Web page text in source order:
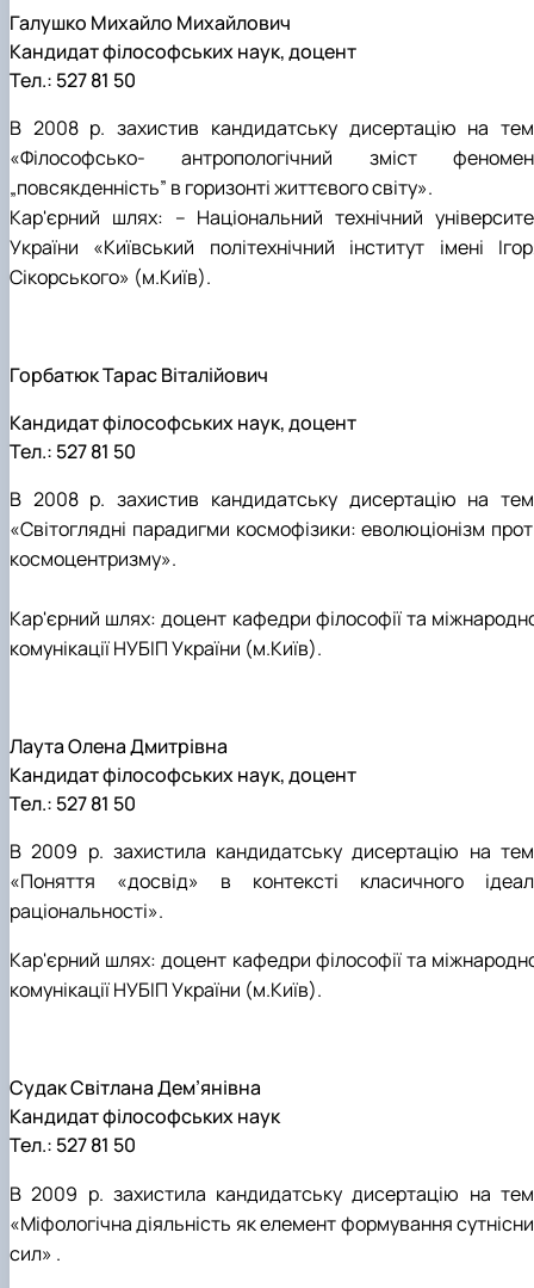
Галушко Михайло Михайлович
Кандидат філософських наук, доцент
Тел.: 527 81 50
В 2008 р. захистив кандидатську дисертацію на
«Філософсько- антропологічний зміст
„повсякденність” в горизонті життєвого світу».
Кар'єрний шлях: – Національний технічний
України «Київський політехнічний інститут імені
Сікорського» (м.Київ).
Горбатюк Тарас Віталійович
Кандидат філософських наук, доцент
Тел.: 527 81 50
В 2008 р. захистив кандидатську дисертацію на
«Світоглядні парадигми космофізики: еволюціонізм
космоцентризму».
Кар'єрний шлях: доцент кафедри філософії та
комунікації НУБІП України (м.Київ).
Лаута Олена Дмитрівна
Кандидат філософських наук, доцент
Тел.: 527 81 50
В 2009 р. захистила кандидатську дисертацію на
«Поняття «досвід» в контексті класичного
раціональності».
Кар'єрний шлях: доцент кафедри філософії та
комунікації НУБІП України (м.Київ).
Судак Світлана Дем’янівна
Кандидат філософських наук
Тел.: 527 81 50
В 2009 р. захистила кандидатську дисертацію на
«Міфологічна діяльність як елемент формування
сил» .